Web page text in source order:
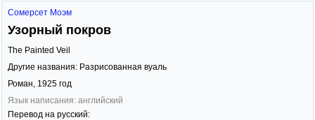
Сомерсет Моэм
Узорный покров
The Painted Veil
Другие названия: Разрисованная вуаль
Роман, 1925 год
Язык написания: английский
Перевод на русский: